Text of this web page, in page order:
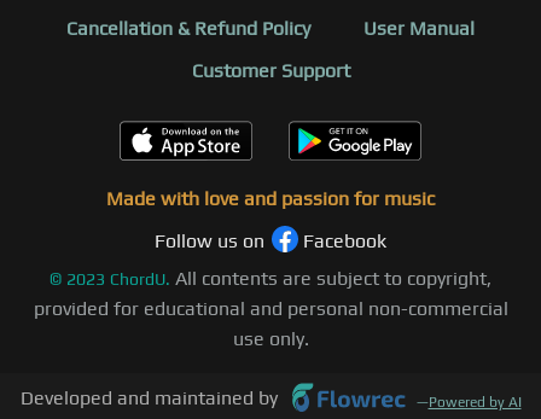
Cancellation & Refund Policy
User Manual
Customer Support
Made with love and passion for music
Follow us on
Facebook
© 2023 ChordU. All contents are subject to copyright,
provided for educational and personal non-commercial
use only.
Developed and maintained by —Powered by AI